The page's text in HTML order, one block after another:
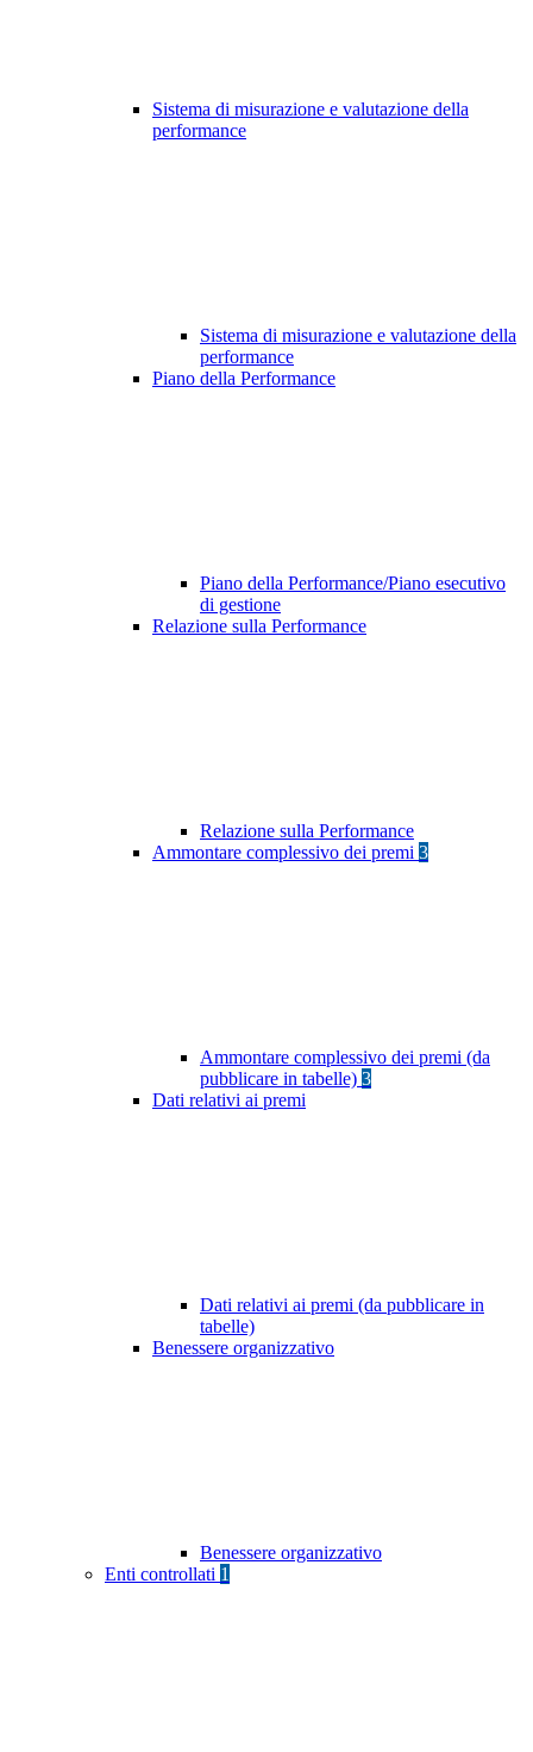
Sistema di misurazione e valutazione della
performance
Sistema di misurazione e valutazione della
performance
Piano della Performance
Piano della Performance/Piano esecutivo
di gestione
Relazione sulla Performance
Relazione sulla Performance
Ammontare complessivo dei premi 3
Ammontare complessivo dei premi (da
pubblicare in tabelle) 3
Dati relativi ai premi
Dati relativi ai premi (da pubblicare in
tabelle)
Benessere organizzativo
Benessere organizzativo
Enti controllati 1